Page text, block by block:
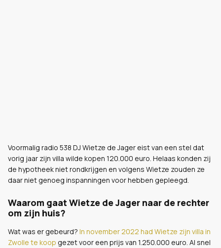
Voormalig radio 538 DJ Wietze de Jager eist van een stel dat
vorig jaar zijn villa wilde kopen 120.000 euro. Helaas konden zij
de hypotheek niet rondkrijgen en volgens Wietze zouden ze
daar niet genoeg inspanningen voor hebben gepleegd.
Waarom gaat Wietze de Jager naar de rechter
om zijn huis?
Wat was er gebeurd? In november 2022 had Wietze zijn villa in
Zwolle te koop gezet voor een prijs van 1.250.000 euro. Al snel